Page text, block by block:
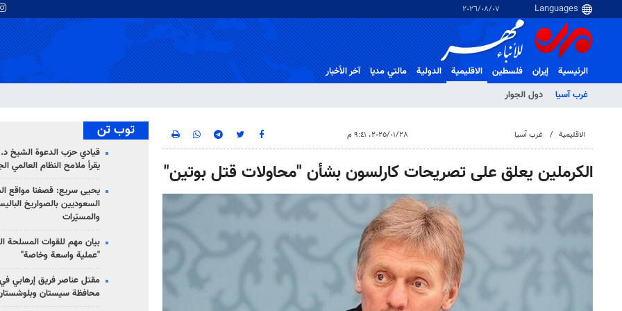
٠٧‏/٠٨‏/٢٠٢٦
الرئيسية إيران فلسطین
الاقلیمیة
غرب آسیا
دول الجوار
الدولية مالتي مدیا آخر الأخبار
الاقلیمیة غرب آسیا ٢٨‏/٠١‏/٢٠٢٥، ٩:٤١ م
الكرملين يعلق على تصريحات كارلسون بشأن "محاولات قتل بوتين"
توب تن
قيادي حزب الدعوة الشيخ
يقرأ ملامح النظام العالمي
يحيى سريع: قصفنا مواقع
السعوديين بالصواريخ
والمسيّرات
بيان مهم للقوات المسلحة
"عملية واسعة وخاصة"
مقتل عناصر فريق إرهابي
محافظة سيستان